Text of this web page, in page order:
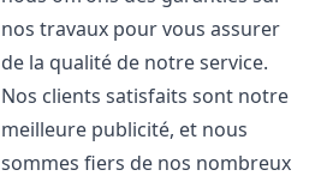
nos travaux pour vous assurer
de la qualité de notre service.
Nos clients satisfaits sont notre
meilleure publicité, et nous
sommes fiers de nos nombreux